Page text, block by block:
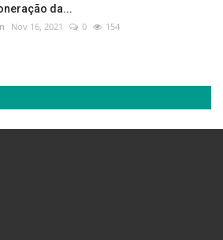
da...
Nov 16, 2021 0 154